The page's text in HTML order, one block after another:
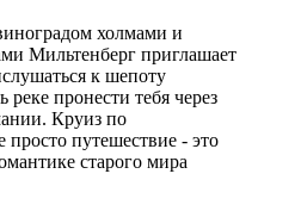
холмами и
Мильтенберг приглашает
к шепоту
пронести тебя через
Круиз по
просто путешествие - это
старого мира